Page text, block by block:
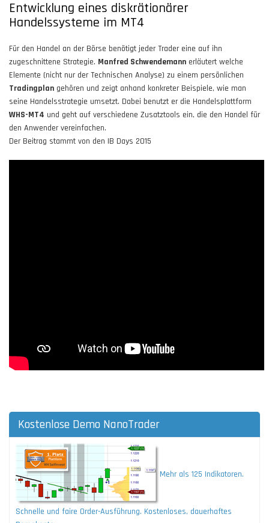
Entwicklung eines diskrätionärer
Handelssysteme im MT4
Für den Handel an der Börse benötigt jeder Trader eine auf ihn
zugeschnittene Strategie. Manfred Schwendemann erläutert welche
Elemente (nicht nur der Technischen Analyse) zu einem persönlichen
Tradingplan gehören und zeigt anhand konkreter Beispiele, wie man
seine Handelsstrategie umsetzt. Dabei benutzt er die Handelsplattform
WHS-MT4 und geht auf verschiedene Zusatztools ein, die den Handel für
den Anwender vereinfachen.
Der Beitrag stammt von den IB Days 2015
Kostenlose Demo NanoTrader
Mehr als 125 Indikatoren.
Schnelle und faire Order-Ausführung. Kostenloses, dauerhaftes